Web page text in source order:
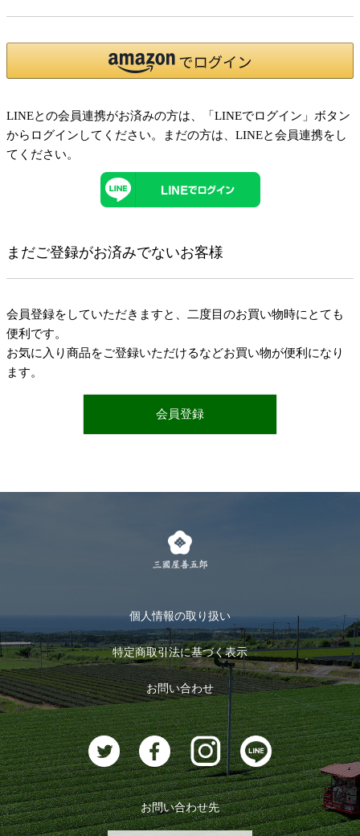
LINEとの会員連携がお済みの方は、「LINEでログイン」ボタン
からログインしてください。まだの方は、 LINEと会員連携をし
てください。
まだご登録がお済みでないお客様
会員登録をしていただきますと、二度目のお買い物時にとても
便利です。
お気に入り商品をご登録いただけるなどお買い物が便利になり
ます。
会員登録
個人情報の取り扱い
特定商取引法に基づく表示
お問い合わせ
お問い合わせ先